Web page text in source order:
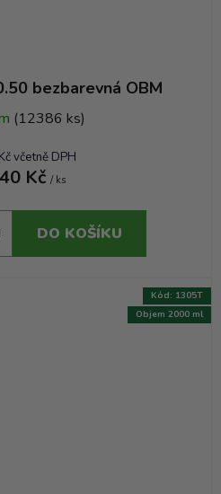
bezbarevná OBM
(12386 ks)
včetně DPH
Kč / ks
DO KOŠÍKU
Objem 2000 ml
Kód: 1305T